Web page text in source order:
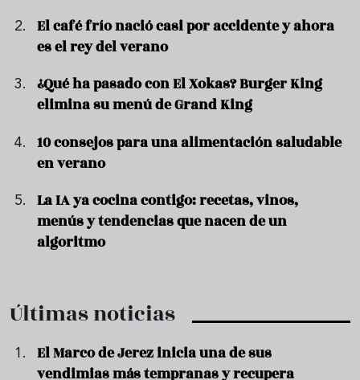
El café frío nació casi por accidente y ahora
es el rey del verano
¿Qué ha pasado con El Xokas? Burger King
elimina su menú de Grand King
10 consejos para una alimentación saludable
en verano
La IA ya cocina contigo: recetas, vinos,
menús y tendencias que nacen de un
algoritmo
Últimas noticias
El Marco de Jerez inicia una de sus
vendimias más tempranas y recupera